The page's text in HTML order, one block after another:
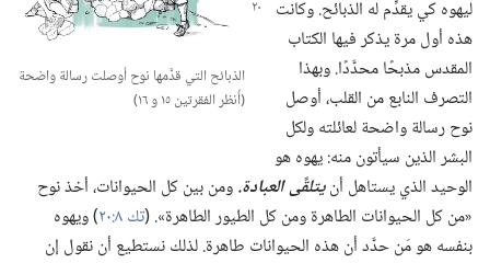
الذبائح التي قدَّمها نوح أوصلت رسالة واضحة
(‏أُنظر الفقرتين ١٥ و ١٦)‏
ليهوه كي يقدِّمله الذبائح.‏ وكانت
هذه أول مرة يذكر فيها الكتاب
المقدس مذبحًا محدَّدًا.‏ وبهذا
التصرف النابع من القلب،‏ أوصل
نوح رسالة واضحة لعائلته ولكل
البشر الذين سيأتون منه:‏ يهوه هو
الوحيد الذي يستاهل أنيتلقَّى العبادة.‏ومن بين كل الحيوانات،‏ أخذ نوح
«من كل الحيوانات الطاهرة ومن كل الطيور الطاهرة».‏ (‏تك ٨:‏٢٠
‏)‏ ويهوه
بنفسه هو مَن حدَّد أن هذه الحيوانات طاهرة.‏ لذلك نستطيع أن نقول إن